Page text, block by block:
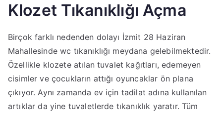
Klozet Tıkanıklığı Açma
Birçok farklı nedenden dolayı İzmit 28 Haziran
Mahallesinde wc tıkanıklığı meydana gelebilmektedir.
Özellikle klozete atılan tuvalet kağıtları, edemeyen
cisimler ve çocukların attığı oyuncaklar ön plana
çıkıyor. Aynı zamanda ev için tadilat adına kullanılan
artıklar da yine tuvaletlerde tıkanıklık yaratır. Tüm